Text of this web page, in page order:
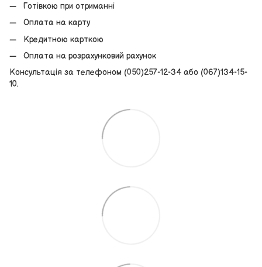
Готівкою при отриманні
Оплата на карту
Кредитною карткою
Оплата на розрахунковий рахунок
Консультація за телефоном (050)257-12-34 або (067)134-15-
10.